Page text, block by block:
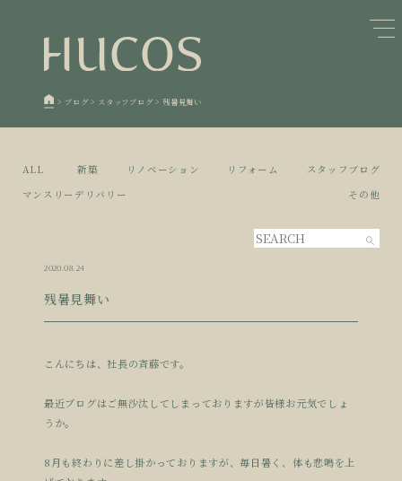
日本森林と循環
欧州住宅の文化と日本の現在地
廃棄物について知る
5 空き家とリノベーション
1 蓄熱するパッシブデザイン
2 自然素材の温もりと快適性を実現
活かすリノベーション
> ブログ> スタッフブログ>残暑見舞い
ALL 新築 リノベーション リフォーム
スタッフブログ
マンスリーデリバリー
その他
2020.08.24
残暑見舞い
こんにちは、社長の斉藤です。
最近ブログはご無沙汰してしまっておりますが皆様お元気でしょ
うか。
8月も終わりに差し掛かっておりますが、毎日暑く、体も悲鳴を上